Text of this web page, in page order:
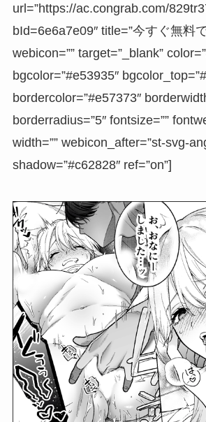
url=”https://ac.congrab.com/
bId=6e6a7e09″ title=”今すぐ無料
webicon=”” target=”_blank”
bgcolor=”#e53935″
bordercolor=”#e57373″
borderradius=”5″ fontsize=””
width=”” webicon_after=”st-svg-
shadow=”#c62828″ ref=”on”]